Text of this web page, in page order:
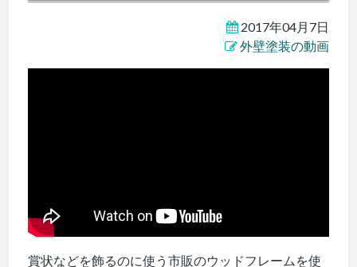
2017年04月7日
外壁塗装の動画
賞状などを飾るのに使う市販のウッドフレームを使